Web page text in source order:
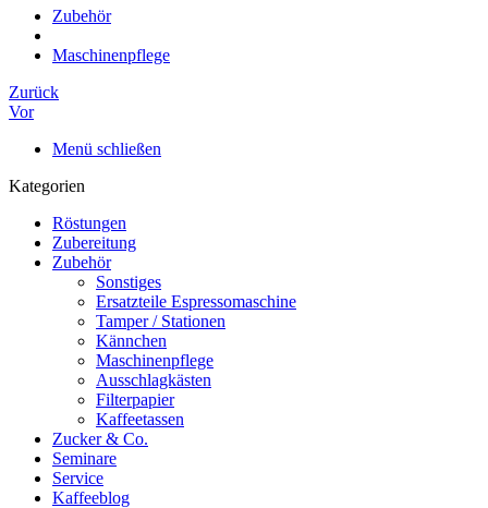
Zubehör
Maschinenpflege
Zurück
Vor
Menü schließen
Kategorien
Röstungen
Zubereitung
Zubehör
Sonstiges
Ersatzteile Espressomaschine
Tamper / Stationen
Kännchen
Maschinenpflege
Ausschlagkästen
Filterpapier
Kaffeetassen
Zucker & Co.
Seminare
Service
Kaffeeblog